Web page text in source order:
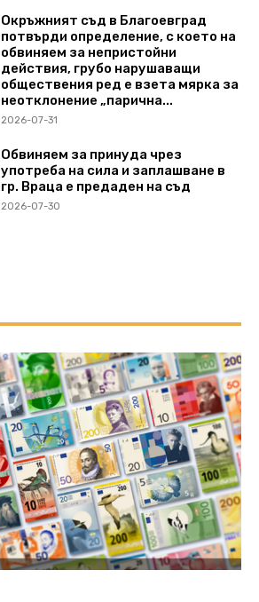
Окръжният съд в Благоевград
потвърди определение, с което на
обвиняем за непристойни
действия, грубо нарушаващи
обществения ред е взета мярка за
неотклонение „парична...
2026-07-31
Обвиняем за принуда чрез
употреба на сила и заплашване в
гр. Враца е предаден на съд
2026-07-30